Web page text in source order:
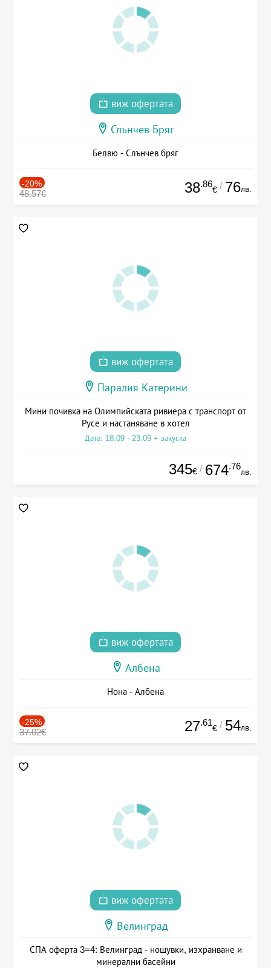
виж офертата
Слънчев Бряг
Белвю - Слънчев бряг
-20%
48.57€ 38.86
€ / 76лв.
виж офертата
Паралия Катерини
Мини почивка на Олимпийската ривиера с транспорт от
Русе и настаняване в хотел
Дата: 18.09 - 23.09 + закуска
345€ / 674.76
лв.
виж офертата
Албена
Нона - Албена
-25%
37.02€ 27.61
€ / 54лв.
виж офертата
Велинград
СПА оферта 3=4: Велинград - нощувки, изхранване и
минерални басейни